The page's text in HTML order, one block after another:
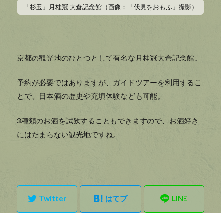
「杉玉」月桂冠 大倉記念館（画像：「伏見をおもふ」撮影）
京都の観光地のひとつとして有名な月桂冠大倉記念館。
予約が必要ではありますが、ガイドツアーを利用するこ
とで、日本酒の歴史や充填体験なども可能。
3種類のお酒を試飲することもできますので、お酒好き
にはたまらない観光地ですね。